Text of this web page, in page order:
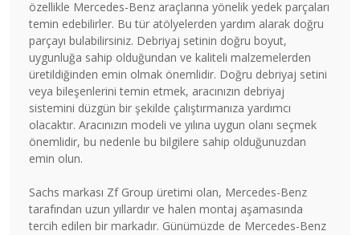
özellikle Mercedes-Benz araçlarına yönelik yedek parçaları
temin edebilirler. Bu tür atölyelerden yardım alarak doğru
parçayı bulabilirsiniz. Debriyaj setinin doğru boyut,
uygunluğa sahip olduğundan ve kaliteli malzemelerden
üretildiğinden emin olmak önemlidir. Doğru debriyaj setini
veya bileşenlerini temin etmek, aracınızın debriyaj
sistemini düzgün bir şekilde çalıştırmanıza yardımcı
olacaktır. Aracınızın modeli ve yılına uygun olanı seçmek
önemlidir, bu nedenle bu bilgilere sahip olduğunuzdan
emin olun.
Sachs markası Zf Group üretimi olan, Mercedes-Benz
tarafından uzun yıllardır ve halen montaj aşamasında
tercih edilen bir markadır. Günümüzde de Mercedes-Benz